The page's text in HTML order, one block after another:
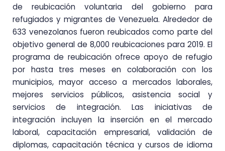
de reubicación voluntaria del gobierno para
refugiados y migrantes de Venezuela. Alrededor de
633 venezolanos fueron reubicados como parte del
objetivo general de 8,000 reubicaciones para 2019. El
programa de reubicación ofrece apoyo de refugio
por hasta tres meses en colaboración con los
municipios, mayor acceso a mercados laborales,
mejores servicios públicos, asistencia social y
servicios de integración. Las iniciativas de
integración incluyen la inserción en el mercado
laboral, capacitación empresarial, validación de
diplomas, capacitación técnica y cursos de idioma